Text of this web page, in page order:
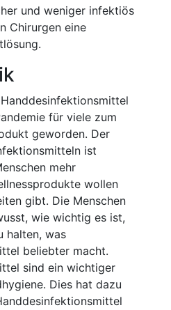
und weniger infektiös
Chirurgen eine
für viele zum
geworden. Der
ist
mehr
wollen
gibt. Die Menschen
wie wichtig es ist,
halten, was
beliebter macht.
sind ein wichtiger
Dies hat dazu